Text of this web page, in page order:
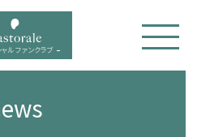
ャル ファンクラブ